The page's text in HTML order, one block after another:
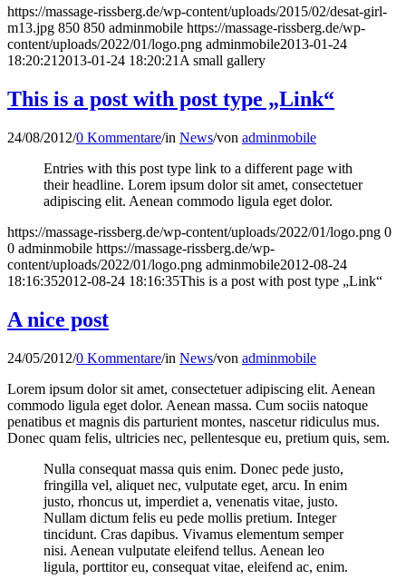
https://massage-rissberg.de/wp-content/uploads/2015/02/desat-girl-
m13.jpg 850 850 adminmobile https://massage-rissberg.de/wp-
content/uploads/2022/01/logo.png adminmobile2013-01-24
18:20:212013-01-24 18:20:21A small gallery
This is a post with post type „Link“
24/08/2012/0 Kommentare/in News/von adminmobile
Entries with this post type link to a different page with
their headline. Lorem ipsum dolor sit amet, consectetuer
adipiscing elit. Aenean commodo ligula eget dolor.
https://massage-rissberg.de/wp-content/uploads/2022/01/logo.png 0
0 adminmobile https://massage-rissberg.de/wp-
content/uploads/2022/01/logo.png adminmobile2012-08-24
18:16:352012-08-24 18:16:35This is a post with post type „Link“
A nice post
24/05/2012/0 Kommentare/in News/von adminmobile
Lorem ipsum dolor sit amet, consectetuer adipiscing elit. Aenean
commodo ligula eget dolor. Aenean massa. Cum sociis natoque
penatibus et magnis dis parturient montes, nascetur ridiculus mus.
Donec quam felis, ultricies nec, pellentesque eu, pretium quis, sem.
Nulla consequat massa quis enim. Donec pede justo,
fringilla vel, aliquet nec, vulputate eget, arcu. In enim
justo, rhoncus ut, imperdiet a, venenatis vitae, justo.
Nullam dictum felis eu pede mollis pretium. Integer
tincidunt. Cras dapibus. Vivamus elementum semper
nisi. Aenean vulputate eleifend tellus. Aenean leo
ligula, porttitor eu, consequat vitae, eleifend ac, enim.